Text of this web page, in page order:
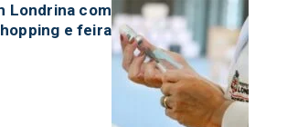
Londrina com
e feira